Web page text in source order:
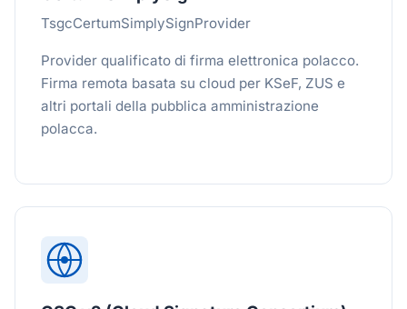
TsgcCertumSimplySignProvider
Provider qualificato di firma elettronica polacco.
Firma remota basata su cloud per KSeF, ZUS e
altri portali della pubblica amministrazione
polacca.